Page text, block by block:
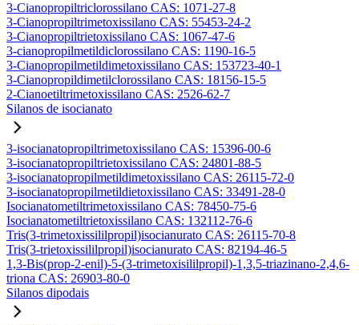
3-Cianopropiltriclorossilano CAS: 1071-27-8
3-Cianopropiltrimetoxissilano CAS: 55453-24-2
3-Cianopropiltrietoxissilano CAS: 1067-47-6
3-cianopropilmetildiclorossilano CAS: 1190-16-5
3-Cianopropilmetildimetoxissilano CAS: 153723-40-1
3-Cianopropildimetilclorossilano CAS: 18156-15-5
2-Cianoetiltrimetoxissilano CAS: 2526-62-7
Silanos de isocianato
3-isocianatopropiltrimetoxissilano CAS: 15396-00-6
3-isocianatopropiltrietoxissilano CAS: 24801-88-5
3-isocianatopropilmetildimetoxissilano CAS: 26115-72-0
3-isocianatopropilmetildietoxissilano CAS: 33491-28-0
Isocianatometiltrimetoxissilano CAS: 78450-75-6
Isocianatometiltrietoxissilano CAS: 132112-76-6
Tris(3-trimetoxissililpropil)isocianurato CAS: 26115-70-8
Tris(3-trietoxissililpropil)isocianurato CAS: 82194-46-5
1,3-Bis(prop-2-enil)-5-(3-trimetoxisililpropil)-1,3,5-triazinano-2,4,6-
triona CAS: 26903-80-0
Silanos dipodais